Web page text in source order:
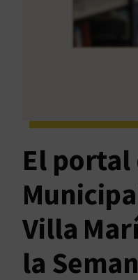
El portal
Villa
la